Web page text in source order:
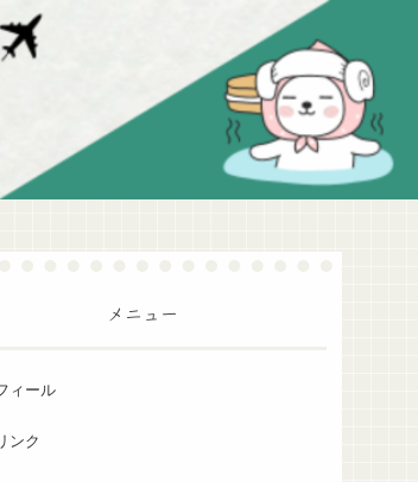
メニュー
ィール
ンク